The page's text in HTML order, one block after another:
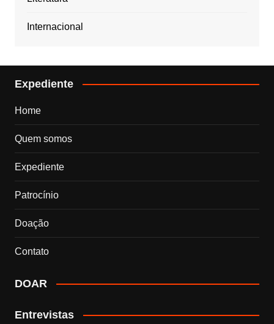
Internacional
Expediente
Home
Quem somos
Expediente
Patrocínio
Doação
Contato
DOAR
Entrevistas